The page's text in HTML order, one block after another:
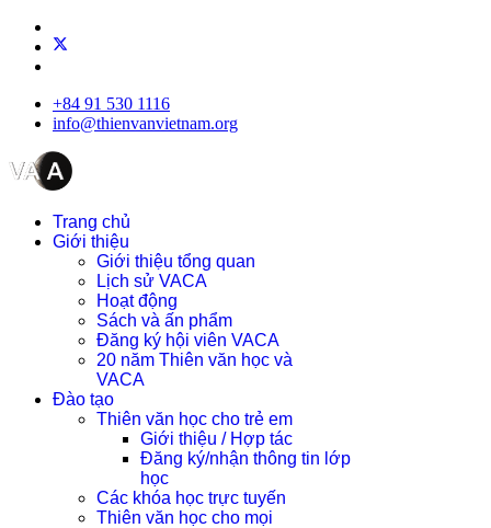
+84 91 530 1116
info@thienvanvietnam.org
Trang chủ
Giới thiệu
Giới thiệu tổng quan
Lịch sử VACA
Hoạt động
Sách và ấn phẩm
Đăng ký hội viên VACA
20 năm Thiên văn học và
VACA
Đào tạo
Thiên văn học cho trẻ em
Giới thiệu / Hợp tác
Đăng ký/nhận thông tin lớp
học
Các khóa học trực tuyến
Thiên văn học cho mọi